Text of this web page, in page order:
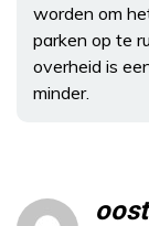
worden om
parken op te
overheid is
minder.